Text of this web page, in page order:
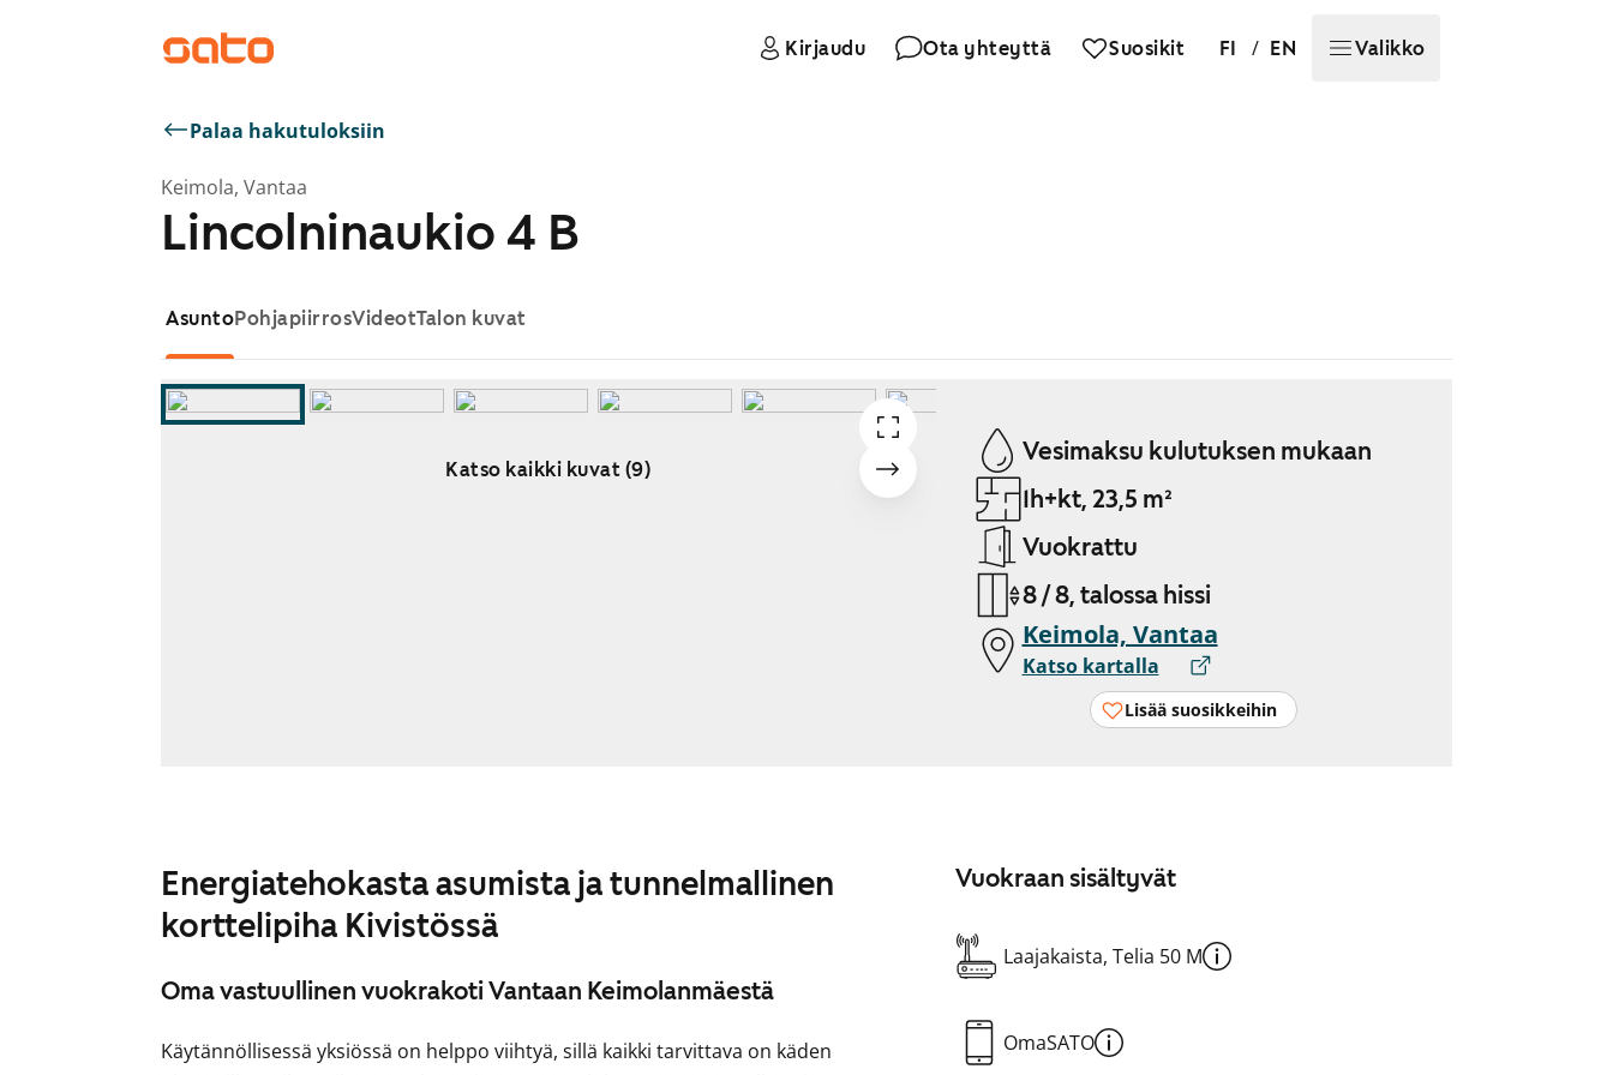
Kirjaudu Ota yhteyttä Suosikit FI / EN Valikko
Palaa hakutuloksiin
Keimola, Vantaa
Lincolninaukio 4 B
AsuntoPohjapiirrosVideotTalon kuvat
Katso kaikki kuvat (9)
Vesimaksu kulutuksen mukaan
1h+kt, 23,5 m²
Vuokrattu
8 / 8, talossa hissi
Keimola, Vantaa
Katso kartalla
Lisää suosikkeihin
Energiatehokasta asumista ja tunnelmallinen
korttelipiha Kivistössä
Oma vastuullinen vuokrakoti Vantaan Keimolanmäestä
Käytännöllisessä yksiössä on helppo viihtyä, sillä kaikki tarvittava on käden
Vuokraan sisältyvät
Laajakaista, Telia 50 M
OmaSATO